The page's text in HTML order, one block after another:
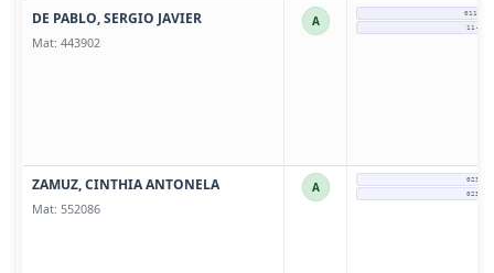
DE PABLO, SERGIO JAVIER
Mat: 443902
A 011-
11-
ZAMUZ, CINTHIA ANTONELA
Mat: 552086
A 0237-
0237-